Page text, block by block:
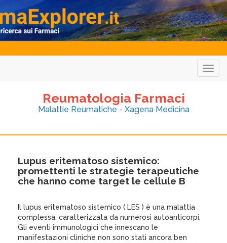
Reumatologia Farmaci
Malattie Reumatiche - Xagena Medicina
Lupus eritematoso sistemico:
promettenti le strategie terapeutiche
che hanno come target le cellule B
Il lupus eritematoso sistemico ( LES ) è una malattia
complessa, caratterizzata da numerosi autoanticorpi.
Gli eventi immunologici che innescano le
manifestazioni cliniche non sono stati ancora ben